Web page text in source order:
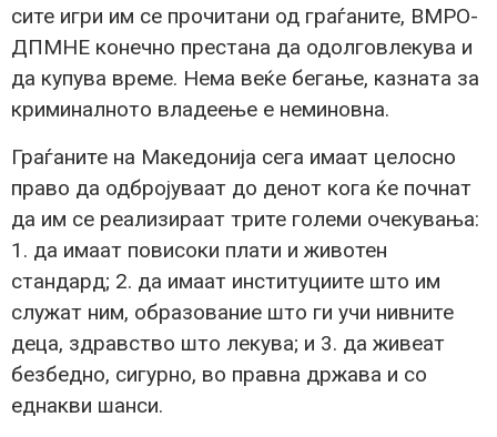
сите игри им се прочитани од граѓаните, ВМРО-
ДПМНЕ конечно престана да одолговлекува и
да купува време. Нема веќе бегање, казната за
криминалното владеење е неминовна.
Граѓаните на Македонија сега имаат целосно
право да одбројуваат до денот кога ќе почнат
да им се реализираат трите големи очекувања:
1. да имаат повисоки плати и животен
стандард; 2. да имаат институциите што им
служат ним, образование што ги учи нивните
деца, здравство што лекува; и 3. да живеат
безбедно, сигурно, во правна држава и со
еднакви шанси.